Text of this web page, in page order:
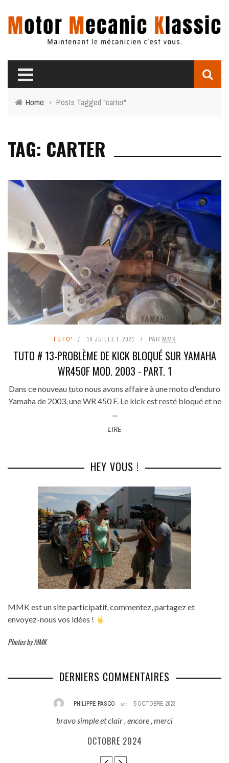
Home › Posts Tagged "carter"
TAG: CARTER
TUTO' 14 JUILLET 2021 PAR MMK
TUTO # 13-PROBLÈME DE KICK BLOQUÉ SUR YAMAHA
WR450F MOD. 2003 - PART. 1
Dans ce nouveau tuto nous avons affaire à une moto d'enduro
Yamaha de 2003, une WR 450 F. Le kick est resté bloqué et ne
...
LIRE
HEY VOUS !
MMK est un site participatif, commentez, partagez et
envoyez-nous vos idées !
Photos by MMK
DERNIERS COMMENTAIRES
PHILIPPE PASCO on 5 OCTOBRE 2023
bravo simple et clair , encore , merci
OCTOBRE 2024